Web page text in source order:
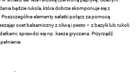
będzie rukola, która dobrze skomponuje się z
elementy sałatki połącz za pomocą
ocet balsamiczny z oliwą i pesto – z bazylii lub rukoli.
sprawdzi się np. kasza gryczana. Przyrządź